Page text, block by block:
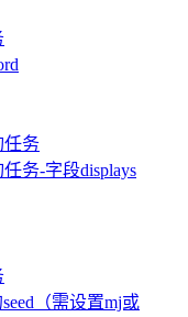
任务
务-字段displays
（需设置mj或